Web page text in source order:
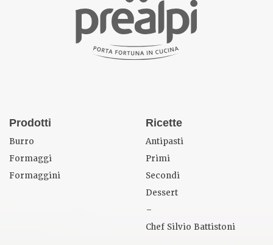
Prodotti
Burro
Formaggi
Formaggini
Ricette
Antipasti
Primi
Secondi
Dessert
–
Chef Silvio Battistoni